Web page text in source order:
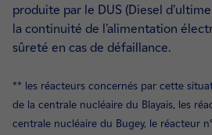
produite par le DUS (Diesel
la continuité de l’alimentation
sûreté en cas de défaillance.
** les réacteurs concernés par cette
de la centrale nucléaire du Blayais, les
centrale nucléaire du Bugey, le réacteur